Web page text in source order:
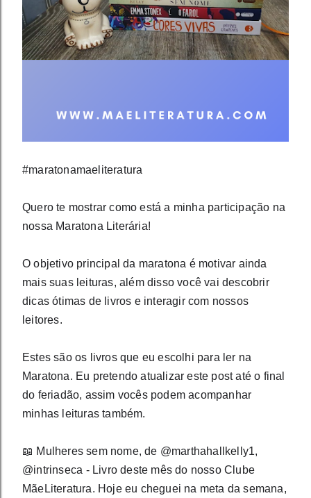
#maratonamaeliteratura
Quero te mostrar como está a minha participação na
nossa Maratona Literária!
O objetivo principal da maratona é motivar ainda
mais suas leituras, além disso você vai descobrir
dicas ótimas de livros e interagir com nossos
leitores.
Estes são os livros que eu escolhi para ler na
Maratona. Eu pretendo atualizar este post até o final
do feriadão, assim vocês podem acompanhar
minhas leituras também.
📖 Mulheres sem nome, de @marthahallkelly1,
@intrinseca ⁣- Livro deste mês do nosso Clube
MãeLiteratura. Hoje eu cheguei na meta da semana,